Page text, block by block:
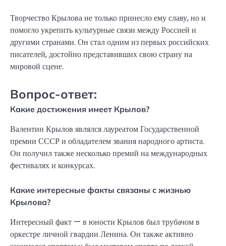
Творчество Крылова не только принесло ему славу, но и
помогло укрепить культурные связи между Россией и
другими странами. Он стал одним из первых российских
писателей, достойно представивших свою страну на
мировой сцене.
Вопрос-ответ:
Какие достижения имеет Крылов?
Валентин Крылов являлся лауреатом Государственной
премии СССР и обладателем звания народного артиста.
Он получил также несколько премий на международных
фестивалях и конкурсах.
Какие интересные факты связаны с жизнью
Крылова?
Интересный факт — в юности Крылов был трубачом в
оркестре личной гвардии Ленина. Он также активно